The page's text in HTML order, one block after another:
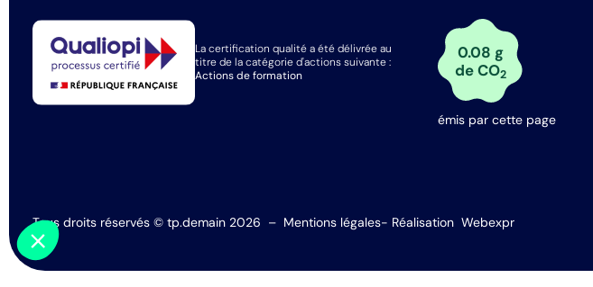
La certification qualité a été délivrée au
titre de la catégorie d'actions suivante :
Actions de formation
0.08 g
de CO2
émis par cette page
Tous droits réservés © tp.demain 2026 – Mentions légales- Réalisation Webexpr
les Cookies !
On a attendu d'être sûrs que le contenu de ce site vous intéresse
avant de vous déranger, mais on aimerait bien vous
accompagner pendant votre visite...
Notre plateforme vous permet d'adapter et de gérer vos paramètres de confidentialité,